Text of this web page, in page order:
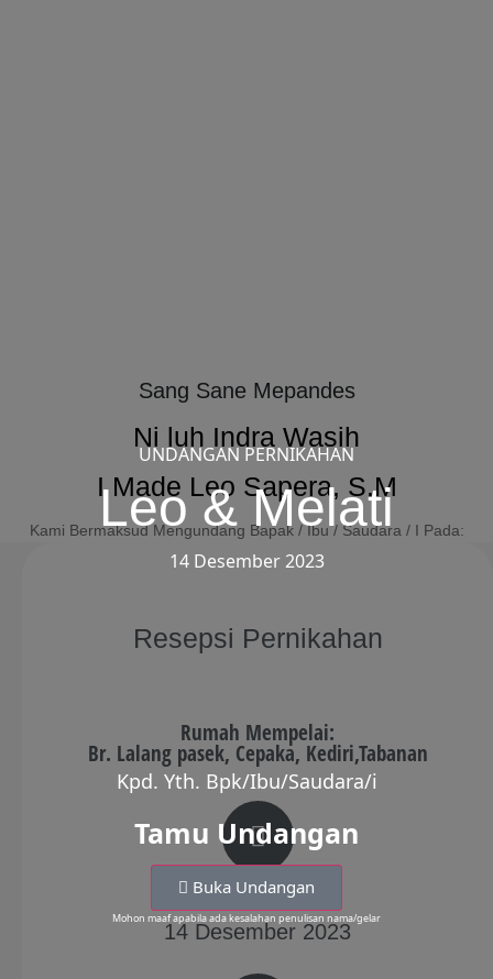
Sang Sane Mepandes
Ni luh Indra Wasih
I Made Leo Sapera, S.M
Kami Bermaksud Mengundang Bapak / Ibu / Saudara / I Pada:
Resepsi Pernikahan
Rumah Mempelai:
Br. Lalang pasek, Cepaka, Kediri,Tabanan
Kamis,
14 Desember 2023
UNDANGAN PERNIKAHAN
Leo & Melati
14 Desember 2023
Kpd. Yth. Bpk/Ibu/Saudara/i
Tamu Undangan
Buka Undangan
Mohon maaf apabila ada kesalahan penulisan nama/gelar